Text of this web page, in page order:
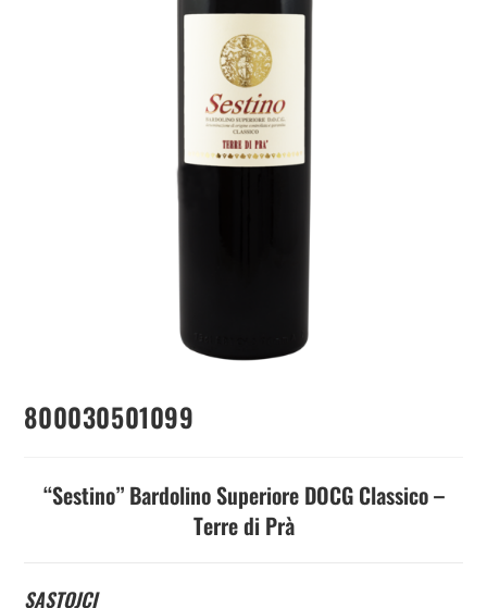
800030501099
“Sestino” Bardolino Superiore DOCG Classico –
Terre di Prà
SASTOJCI